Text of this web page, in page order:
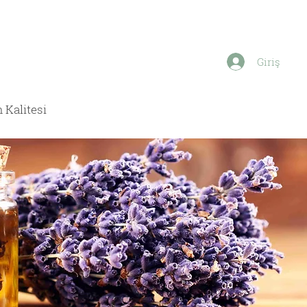
Giriş
Kalitesi